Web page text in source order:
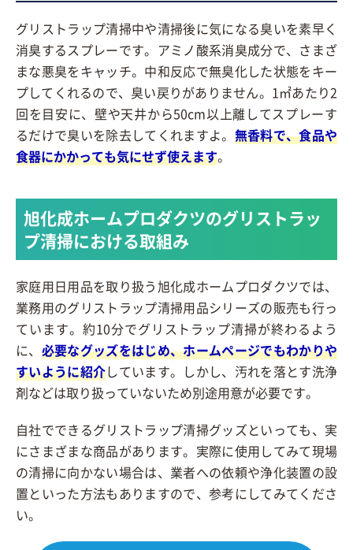
グリストラップ清掃中や清掃後に気になる臭いを素早く
消臭するスプレーです。アミノ酸系消臭成分で、さまざ
まな悪臭をキャッチ。中和反応で無臭化した状態をキー
プしてくれるので、臭い戻りがありません。1㎡あたり2
回を目安に、壁や天井から50cm以上離してスプレーす
るだけで臭いを除去してくれますよ。 無香料で、食品や
食器にかかっても気にせず使えます。
旭化成ホームプロダクツのグリストラッ
プ清掃における取組み
家庭用日用品を取り扱う旭化成ホームプロダクツでは、
業務用のグリストラップ清掃用品シリーズの販売も行っ
ています。約10分でグリストラップ清掃が終わるよう
に、 必要なグッズをはじめ、ホームページでもわかりや
すいように紹介しています。しかし、汚れを落とす洗浄
剤などは取り扱っていないため別途用意が必要です。
自社でできるグリストラップ清掃グッズといっても、実
にさまざまな商品があります。実際に使用してみて現場
の清掃に向かない場合は、業者への依頼や浄化装置の設
置といった方法もありますので、参考にしてみてくださ
い。